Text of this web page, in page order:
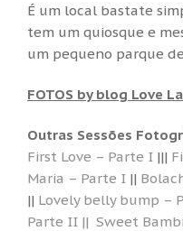
É um local bastate
tem um quiosque e
um pequeno parque
FOTOS by blog Love
Outras Sessões
First Love – Parte I |||
Maria – Parte I ||
|| Lovely belly bump –
Parte II || Sweet